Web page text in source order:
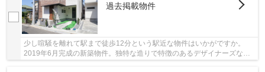
過去掲載物件
少し喧騒を離れて駅まで徒歩12分という駅近な物件はいかがですか。
2019年6月完成の新築物件。独特な造りで特徴のあるデザイナーズなら